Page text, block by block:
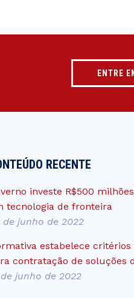
ENTRE
RECENTE
investe R$500
tecnologia de fronteira
de junho de 2022
estabelece critérios
contratação de soluções
de junho de 2022